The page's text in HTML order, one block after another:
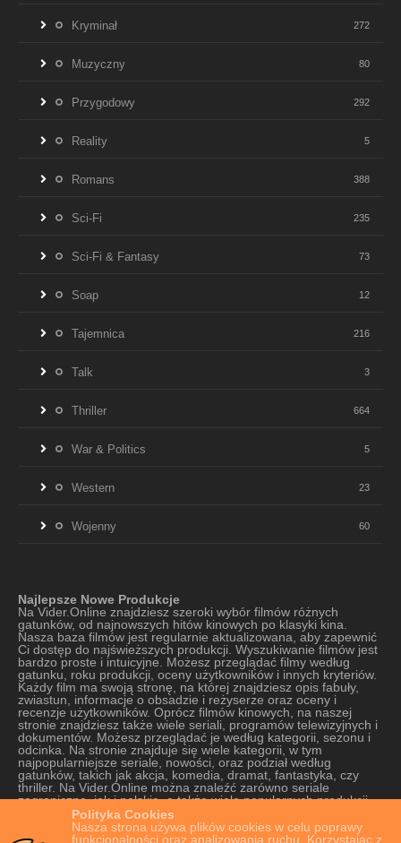
Polityka Cookies
Nasza strona używa plików cookies w celu poprawy
funkcjonalności oraz analizowania ruchu. Korzystając z
Kryminał 272
Muzyczny 80
Przygodowy 292
Reality 5
Romans 388
Sci-Fi 235
Sci-Fi & Fantasy 73
Soap 12
Tajemnica 216
Talk 3
Thriller 664
War & Politics 5
Western 23
Wojenny 60
Najlepsze Nowe Produkcje
Na Vider.Online znajdziesz szeroki wybór filmów różnych
gatunków, od najnowszych hitów kinowych po klasyki kina.
Nasza baza filmów jest regularnie aktualizowana, aby zapewnić
Ci dostęp do najświeższych produkcji. Wyszukiwanie filmów jest
bardzo proste i intuicyjne. Możesz przeglądać filmy według
gatunku, roku produkcji, oceny użytkowników i innych kryteriów.
Każdy film ma swoją stronę, na której znajdziesz opis fabuły,
zwiastun, informacje o obsadzie i reżyserze oraz oceny i
recenzje użytkowników. Oprócz filmów kinowych, na naszej
stronie znajdziesz także wiele seriali, programów telewizyjnych i
dokumentów. Możesz przeglądać je według kategorii, sezonu i
odcinka. Na stronie znajduje się wiele kategorii, w tym
najpopularniejsze seriale, nowości, oraz podział według
gatunków, takich jak akcja, komedia, dramat, fantastyka, czy
thriller. Na Vider.Online można znaleźć zarówno seriale
zagraniczne, jak i polskie, a także wiele popularnych produkcji
oryginalnych platform VOD. Strona oferuje szeroki wybór seriali,
od tych najnowszych do tych starszych, które cieszą się kultową
popularnością. Nasza strona jest również bardzo łatwa w